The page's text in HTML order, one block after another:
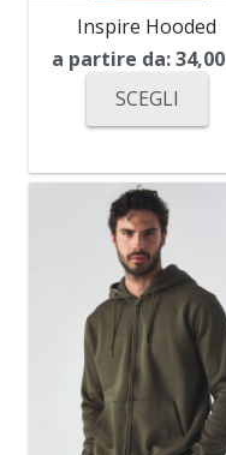
Inspire Hooded
a partire da:34,00
SCEGLI